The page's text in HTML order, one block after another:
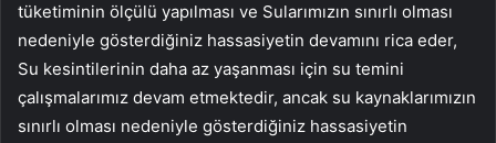
tüketiminin ölçülü yapılması ve Sularımızın sınırlı olması
nedeniyle gösterdiğiniz hassasiyetin devamını rica eder,
Su kesintilerinin daha az yaşanması için su temini
çalışmalarımız devam etmektedir, ancak su kaynaklarımızın
sınırlı olması nedeniyle gösterdiğiniz hassasiyetin